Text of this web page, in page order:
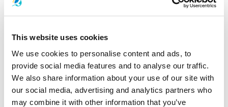
This website uses cookies
We use cookies to personalise content and ads, to
provide social media features and to analyse our traffic.
We also share information about your use of our site with
our social media, advertising and analytics partners who
may combine it with other information that you’ve
Koh Samui